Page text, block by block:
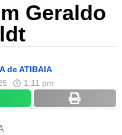
Geraldo
de ATIBAIA
1:11 pm